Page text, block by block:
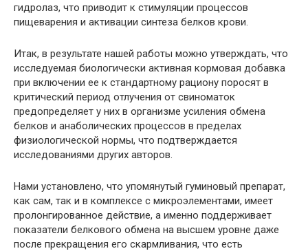
гидролаз, что приводит к стимуляции процессов
пищеварения и активации синтеза белков крови.
Итак, в результате нашей работы можно утверждать, что
исследуемая биологически активная кормовая добавка
при включении ее к стандартному рациону поросят в
критический период отлучения от свиноматок
предопределяет у них в организме усиления обмена
белков и анаболических процессов в пределах
физиологической нормы, что подтверждается
исследованиями других авторов.
Нами установлено, что упомянутый гуминовый препарат,
как сам, так и в комплексе с микроэлементами, имеет
пролонгированное действие, а именно поддерживает
показатели белкового обмена на высшем уровне даже
после прекращения его скармливания, что есть